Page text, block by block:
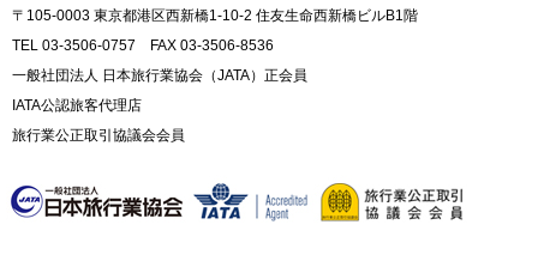
〒105-0003 東京都港区西新橋1-10-2 住友生命西新橋ビルB1階
TEL 03-3506-0757 FAX 03-3506-8536
一般社団法人 日本旅行業協会（JATA）正会員
IATA公認旅客代理店
旅行業公正取引協議会会員